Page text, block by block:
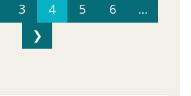
3 4 5 6
…
❯